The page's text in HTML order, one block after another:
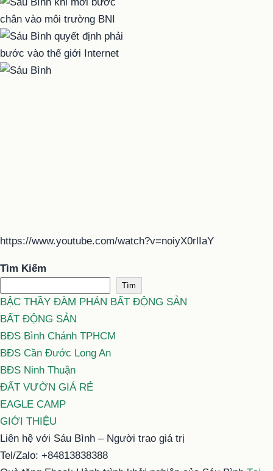
https://www.youtube.com/watch?v=noiyX0rlIaY
Tìm Kiếm
Tìm
BẬC THẦY ĐÀM PHÁN BẤT ĐỘNG SẢN
BẤT ĐỘNG SẢN
BĐS Bình Chánh TPHCM
BĐS Cần Đước Long An
BĐS Ninh Thuận
ĐẤT VƯỜN GIÁ RẺ
EAGLE CAMP
GIỚI THIỆU
Liên hệ với Sáu Bình – Người trao giá trị
Tel/Zalo: +84813838388